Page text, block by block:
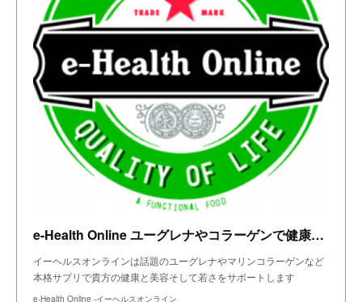
e-Health Online ユーグレナやコラーゲンで健康サポート
イーヘルスオンラインは話題のユーグレナやマリンコラーゲンなど
本格サプリで貴方の健康と美容そして若さをサポートします
e-Health Online -イーヘルスオンライン